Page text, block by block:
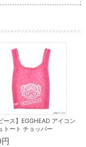
ース】EGGHEAD アイコン
トート チョッパー